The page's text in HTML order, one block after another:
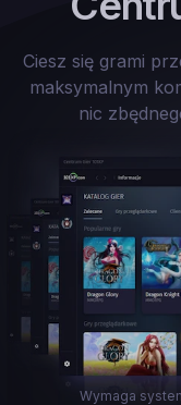
Ciesz się grami
maksymalnym
nic
Wymaga